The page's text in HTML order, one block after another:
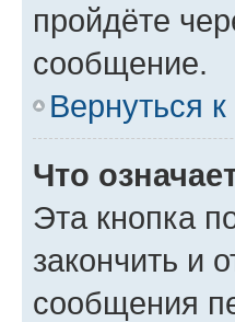
пройдёте
сообщение.
Вернуться
Что
Эта кнопка
закончить и
сообщения